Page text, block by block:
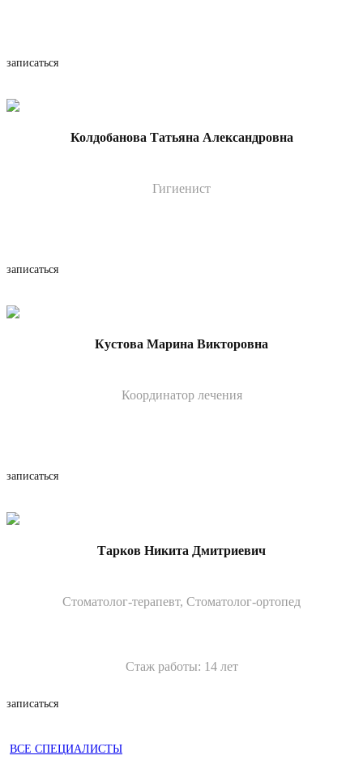
записаться
Колдобанова Татьяна Александровна
Гигиенист
записаться
Кустова Марина Викторовна
Координатор лечения
записаться
Тарков Никита Дмитриевич
Стоматолог-терапевт, Стоматолог-ортопед
Стаж работы: 14 лет
записаться
ВCE СПЕЦИАЛИСТЫ